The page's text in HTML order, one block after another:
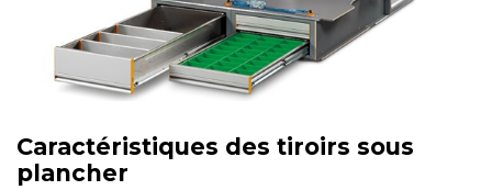
Caractéristiques des tiroirs sous
plancher